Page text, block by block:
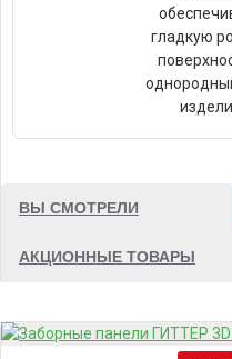
гладкую
ВЫ СМОТРЕЛИ
АКЦИОННЫЕ ТОВАРЫ